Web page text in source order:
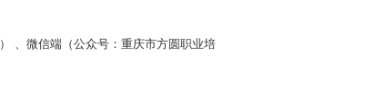
） 、微信端（公众号：重庆市方圆职业培